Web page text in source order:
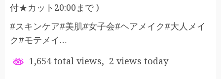
付★カット20:00まで )
#スキンケア#美肌#女子会#ヘアメイク#大人メイ
ク#モテメイ…
1,654 total views, 2 views today